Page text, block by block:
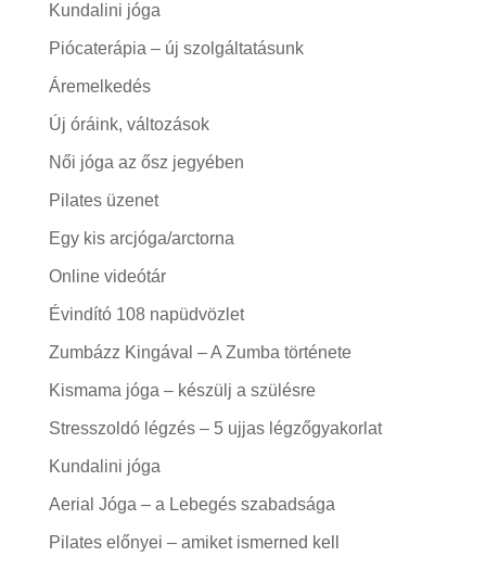
Kundalini jóga
Piócaterápia – új szolgáltatásunk
Áremelkedés
Új óráink, változások
Női jóga az ősz jegyében
Pilates üzenet
Egy kis arcjóga/arctorna
Online videótár
Évindító 108 napüdvözlet
Zumbázz Kingával – A Zumba története
Kismama jóga – készülj a szülésre
Stresszoldó légzés – 5 ujjas légzőgyakorlat
Kundalini jóga
Aerial Jóga – a Lebegés szabadsága
Pilates előnyei – amiket ismerned kell